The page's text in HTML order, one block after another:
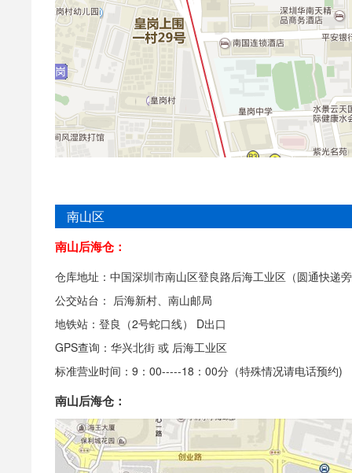
南山区
南山后海仓：
仓库地址：中国深圳市南山区登良路后海工业区（圆通快递
公交站台： 后海新村、南山邮局
地铁站：登良（2号蛇口线） D出口
GPS查询：华兴北街 或 后海工业区
标准营业时间：9：00-----18：00分（特殊情况请电话预约)
南山后海仓：